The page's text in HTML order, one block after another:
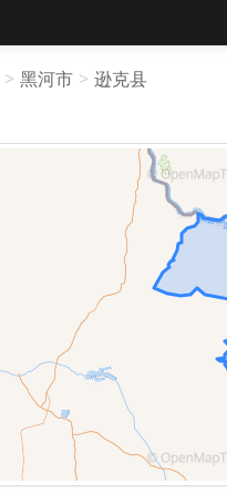
> 黑河市 > 逊克县